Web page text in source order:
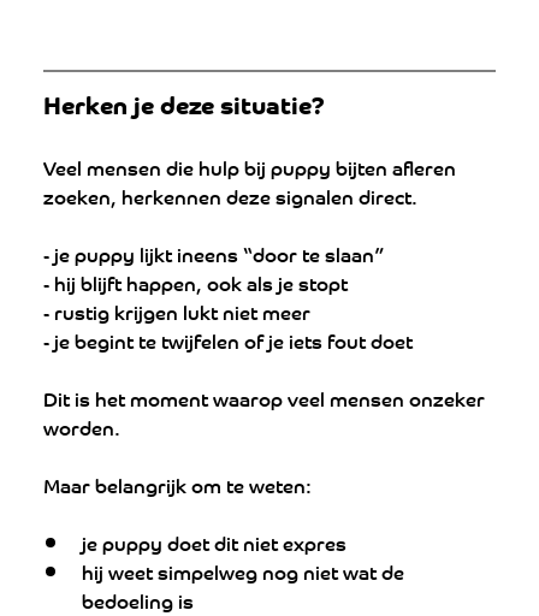
Herken je deze situatie?
Veel mensen die hulp bij puppy bijten afleren
zoeken, herkennen deze signalen direct.
- je puppy lijkt ineens “door te slaan”
- hij blijft happen, ook als je stopt
- rustig krijgen lukt niet meer
- je begint te twijfelen of je iets fout doet
Dit is het moment waarop veel mensen onzeker
worden.
Maar belangrijk om te weten:
je puppy doet dit niet expres
hij weet simpelweg nog niet wat de
bedoeling is